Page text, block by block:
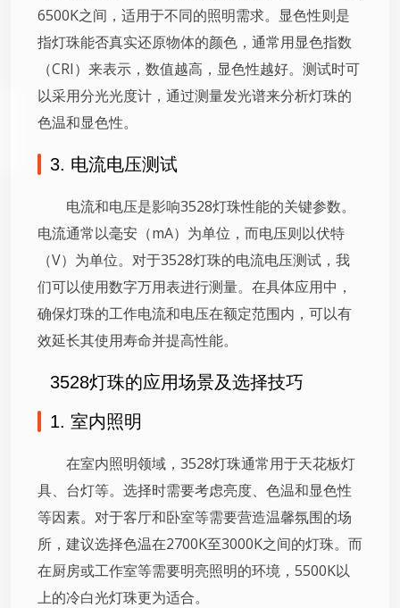
6500K之间，适用于不同的照明需求。显色性则是
指灯珠能否真实还原物体的颜色，通常用显色指数
（CRI）来表示，数值越高，显色性越好。测试时可
以采用分光光度计，通过测量发光谱来分析灯珠的
色温和显色性。
3. 电流电压测试
电流和电压是影响3528灯珠性能的关键参数。
电流通常以毫安（mA）为单位，而电压则以伏特
（V）为单位。对于3528灯珠的电流电压测试，我
们可以使用数字万用表进行测量。在具体应用中，
确保灯珠的工作电流和电压在额定范围内，可以有
效延长其使用寿命并提高性能。
3528灯珠的应用场景及选择技巧
1. 室内照明
在室内照明领域，3528灯珠通常用于天花板灯
具、台灯等。选择时需要考虑亮度、色温和显色性
等因素。对于客厅和卧室等需要营造温馨氛围的场
所，建议选择色温在2700K至3000K之间的灯珠。而
在厨房或工作室等需要明亮照明的环境，5500K以
上的冷白光灯珠更为适合。